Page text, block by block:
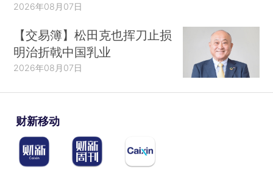
2026年08月07日
【交易簿】松田克也挥刀止损
明治折戟中国乳业
2026年08月07日
财新移动